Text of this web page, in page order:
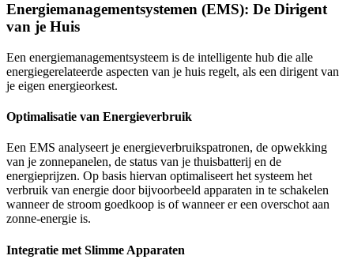
Energiemanagementsystemen (EMS): De Dirigent
van je Huis
Een energiemanagementsysteem is de intelligente hub die alle
energiegerelateerde aspecten van je huis regelt, als een dirigent van
je eigen energieorkest.
Optimalisatie van Energieverbruik
Een EMS analyseert je energieverbruikspatronen, de opwekking
van je zonnepanelen, de status van je thuisbatterij en de
energieprijzen. Op basis hiervan optimaliseert het systeem het
verbruik van energie door bijvoorbeeld apparaten in te schakelen
wanneer de stroom goedkoop is of wanneer er een overschot aan
zonne-energie is.
Integratie met Slimme Apparaten